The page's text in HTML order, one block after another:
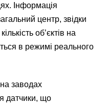
Інформація
центр, звідки
об’єктів на
в режимі реального
заводах
датчики, що